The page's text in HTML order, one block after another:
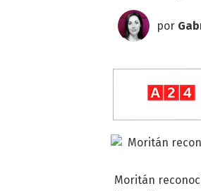
por
Moritán